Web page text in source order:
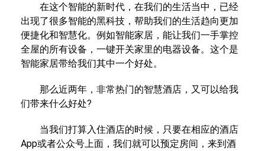
在这个智能的新时代，在我们的生活当中，已经
出现了很多智能的黑科技，帮助我们的生活趋向更加
便捷化和智慧化。例如智能家居，能让我们一手掌控
全屋的所有设备，一键开关家里的电器设备。这个是
智能家居带给我们其中一个好处。
那么近两年，非常热门的智慧酒店，又可以给我
们带来什么好处?
当我们打算入住酒店的时候，只要在相应的酒店
App或者公众号上面，我们就可以预定房间，来到酒